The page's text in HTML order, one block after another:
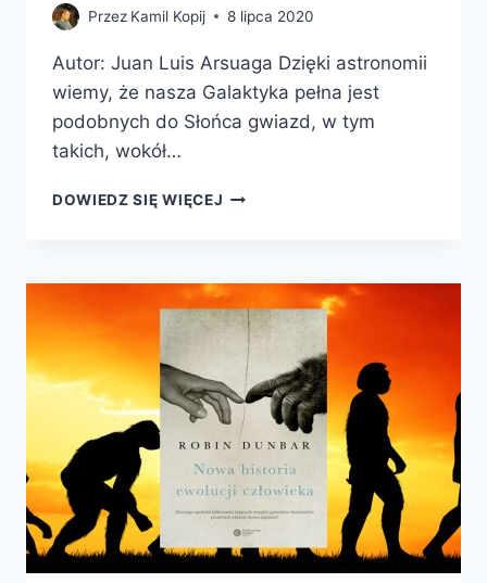
Przez Kamil Kopij 8 lipca 2020
Autor: Juan Luis Arsuaga Dzięki astronomii
wiemy, że nasza Galaktyka pełna jest
podobnych do Słońca gwiazd, w tym
takich, wokół…
DOWIEDZ SIĘ WIĘCEJ ŻYCIE.
4
MILIARDY
LAT